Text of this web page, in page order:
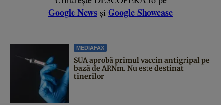
Google News și Google Showcase
MEDIAFAX
SUA aprobă primul vaccin antigripal pe
bază de ARNm. Nu este destinat
tinerilor